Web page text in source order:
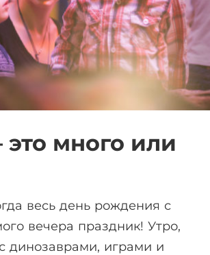
это много или
весь день рождения с
вечера праздник! Утро,
динозаврами, играми и